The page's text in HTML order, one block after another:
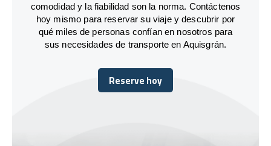
comodidad y la fiabilidad son la norma. Contáctenos
hoy mismo para reservar su viaje y descubrir por
qué miles de personas confían en nosotros para
sus necesidades de transporte en Aquisgrán.
Reserve hoy
Reserve hoy